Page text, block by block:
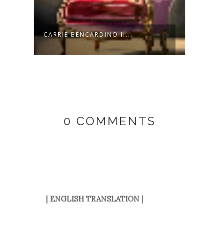
CARRIE BENCARDINO II...
0 COMMENTS
| ENGLISH TRANSLATION|